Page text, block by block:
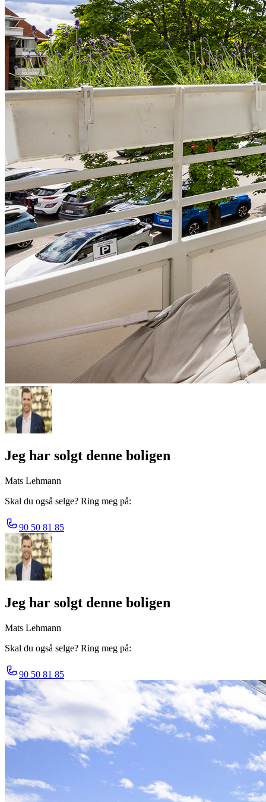
Jeg har solgt denne boligen
Mats Lehmann
Skal du også selge? Ring meg på:
90 50 81 85
Jeg har solgt denne boligen
Mats Lehmann
Skal du også selge? Ring meg på:
90 50 81 85